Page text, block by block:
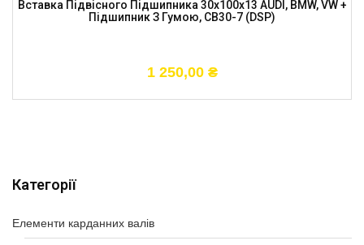
Категорії
Елементи карданних валів
Вставка Підвісного Підшипника 30x100x13 AUDI, BMW, VW +
Підшипник З Гумою, CB30-7 (DSP)
1 250,00 ₴